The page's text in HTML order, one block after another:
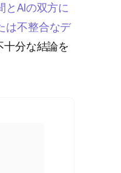
とAIの双方に
は不整合なデ
十分な結論を